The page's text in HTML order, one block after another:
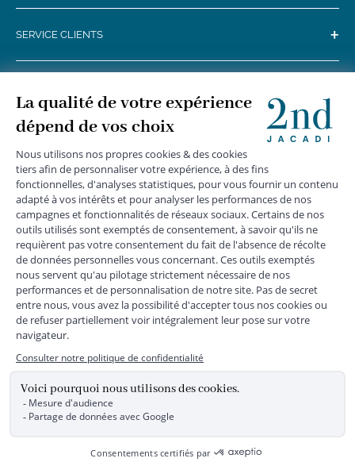
SERVICE CLIENTS +
MENTIONS LÉGALES
DONNÉES PERSONNELLES
*Livraison express gratuite en point relais dès 59 € et à domicile dès 150
€ vers la France Métropolitaine
Les données collectées par la société JACADI, responsable
du traitement, sont nécessaires à l'envoi de newsletters, à la
création de compte, pour le traitement, le suivi et la livraison
de votre commande, ainsi que pour le suivi de votre
adhésion au programme fidélité. Conformément au
Règlement Européen 2016/679 du 27 avril 2016 sur la
protection des données personnelles, vous bénéficiez d'un
rectification, d'opposition, d'effacement, de portabilité ou de
limitation aux traitements de données vous concernant.
Vous pouvez exercer vos droits en écrivant à JACADI –
Service Clients – 2/10 Rue Chaptal, 92300 LEVALLOIS-
Pour plus d'informations, vous pouvez consulter notre